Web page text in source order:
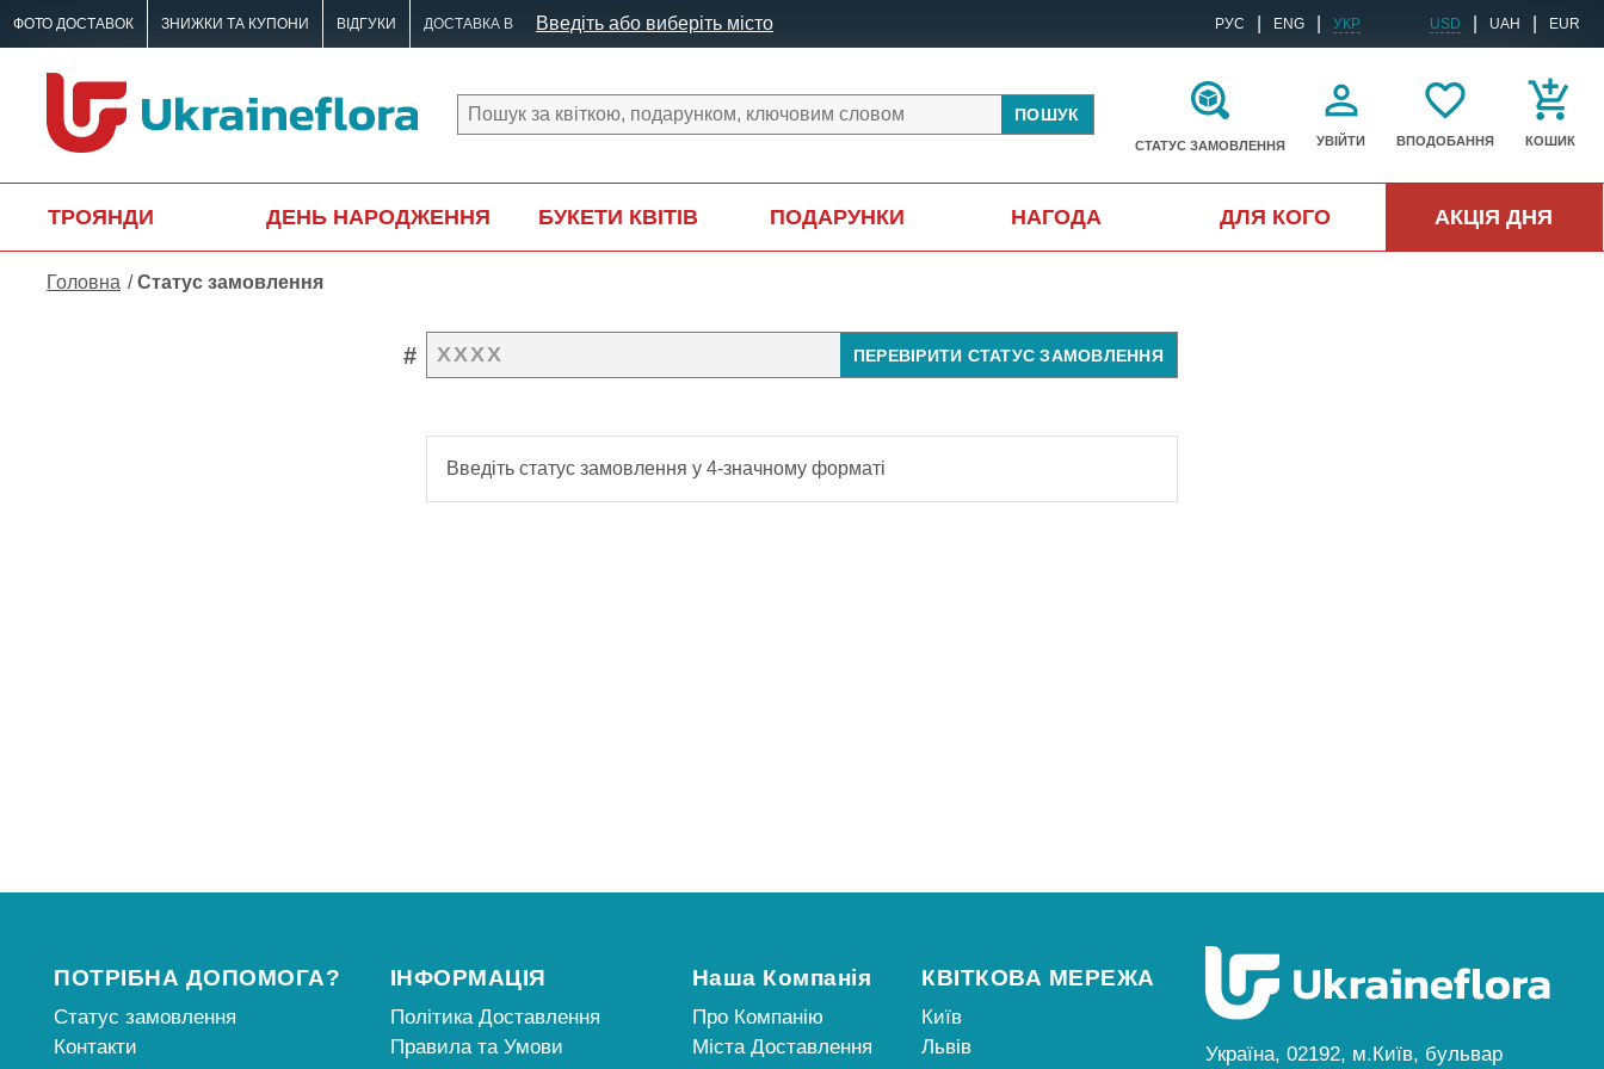
ФОТО ДОСТАВОК ЗНИЖКИ ТА КУПОНИ ВІДГУКИ ДОСТАВКА В Введіть або виберіть місто РУС ENG УКР USD UAH EUR
ПОШУК
СТАТУС ЗАМОВЛЕННЯ УВІЙТИ ВПОДОБАННЯ КОШИК
ТРОЯНДИ ДЕНЬ НАРОДЖЕННЯ БУКЕТИ КВІТІВ ПОДАРУНКИ НАГОДА ДЛЯ КОГО АКЦІЯ ДНЯ
Головна Статус замовлення
ПЕРЕВІРИТИ СТАТУС ЗАМОВЛЕННЯ
Введіть статус замовлення у 4-значному форматі
ПОТРІБНА ДОПОМОГА?
Статус замовлення
Контакти
ІНФОРМАЦІЯ
Політика Доставлення
Правила та Умови
Наша Компанія
Про Компанію
Міста Доставлення
КВІТКОВА МЕРЕЖА
Київ
Львів
Україна, 02192, м.Київ, бульвар